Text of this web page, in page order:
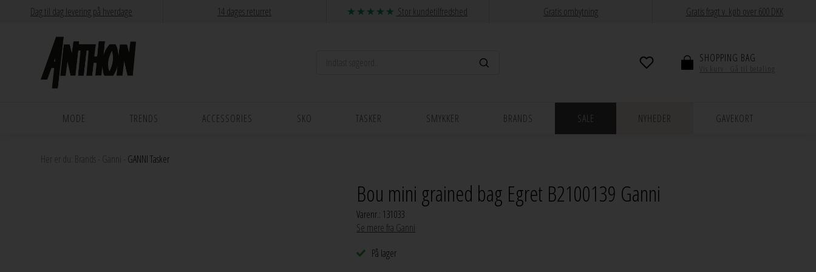
Dag til dag levering på hverdage 14 dages returret Stor kundetilfredshed Gratis ombytning Gratis fragt v. køb over 600 DKK
SHOPPING BAG
MODE TRENDS ACCESSORIES SKO TASKER SMYKKER BRANDS SALE NYHEDER GAVEKORT
Her er du: Brands Ganni GANNI Tasker
Bou mini grained bag Egret B2100139 Ganni
Varenr.: 131033
Se mere fra Ganni
På lager